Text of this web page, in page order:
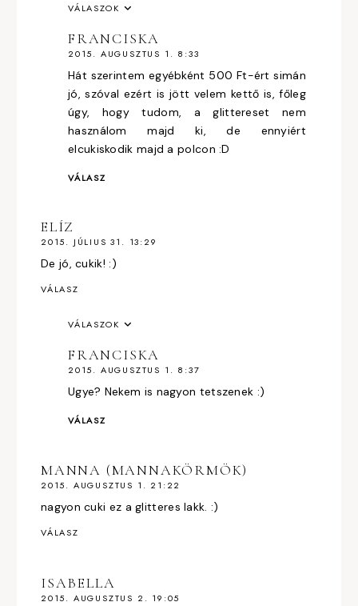
VÁLASZOK
FRANCISKA
2015. AUGUSZTUS 1. 8:33
Hát szerintem egyébként 500 Ft-ért simán
jó, szóval ezért is jött velem kettő is, főleg
úgy, hogy tudom, a glittereset nem
használom majd ki, de ennyiért
elcukiskodik majd a polcon :D
VÁLASZ
ELÍZ
2015. JÚLIUS 31. 13:29
De jó, cukik! :)
VÁLASZ
VÁLASZOK
FRANCISKA
2015. AUGUSZTUS 1. 8:37
Ugye? Nekem is nagyon tetszenek :)
VÁLASZ
MANNA (MANNAKÖRMÖK)
2015. AUGUSZTUS 1. 21:22
nagyon cuki ez a glitteres lakk. :)
VÁLASZ
ISABELLA
2015. AUGUSZTUS 2. 19:05